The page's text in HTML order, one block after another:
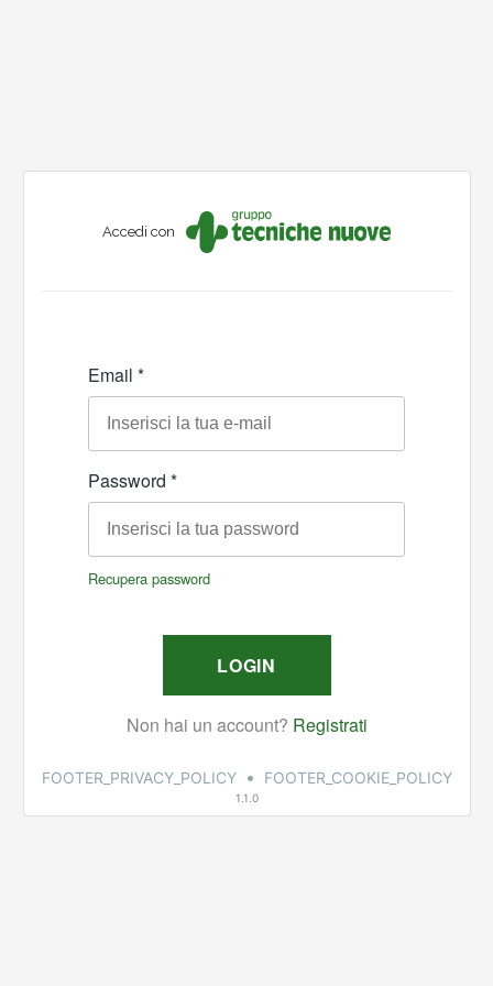
Accedi con
FOOTER_PRIVACY_POLICY • FOOTER_COOKIE_POLICY
1.1.0